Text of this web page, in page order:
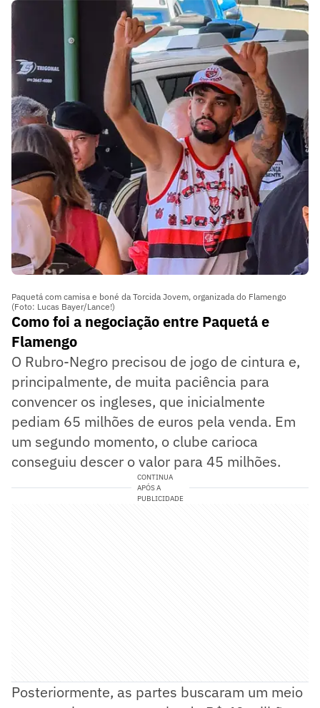
Paquetá com camisa e boné da Torcida Jovem, organizada do Flamengo
(Foto: Lucas Bayer/Lance!)
Como foi a negociação entre Paquetá e
Flamengo
O Rubro-Negro precisou de jogo de cintura e,
principalmente, de muita paciência para
convencer os ingleses, que inicialmente
pediam 65 milhões de euros pela venda. Em
um segundo momento, o clube carioca
conseguiu descer o valor para 45 milhões.
CONTINUA
APÓS A
PUBLICIDADE
Posteriormente, as partes buscaram um meio